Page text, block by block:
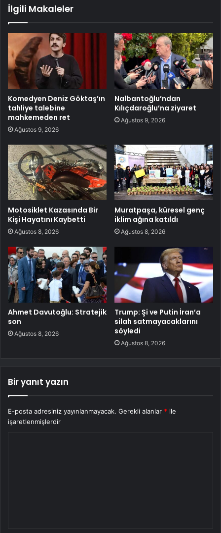
İlgili Makaleler
Komedyen Deniz Göktaş’ın
tahliye talebine
mahkemeden ret
Ağustos 9, 2026
Nalbantoğlu’ndan
Kılıçdaroğlu’na ziyaret
Ağustos 9, 2026
Motosiklet Kazasında Bir
Kişi Hayatını Kaybetti
Ağustos 8, 2026
Muratpaşa, küresel genç
iklim ağına katıldı
Ağustos 8, 2026
Ahmet Davutoğlu: Stratejik
son
Ağustos 8, 2026
Trump: Şi ve Putin İran’a
silah satmayacaklarını
söyledi
Ağustos 8, 2026
Bir yanıt yazın
E-posta adresiniz yayınlanmayacak. Gerekli alanlar * ile
işaretlenmişlerdir